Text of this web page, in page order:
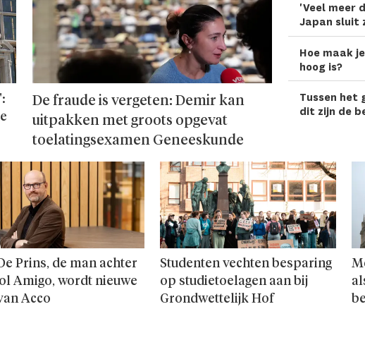
De fraude is vergeten: Demir kan
uitpakken met groots opgevat
toelatingsexamen Geneeskunde
'Veel meer
Japan sluit
Hoe maak
hoog is?
Tussen het
dit zijn de
Prins, de man achter
Amigo, wordt nieuwe
Acco
Studenten vechten besparing
op studie­toelagen aan bij
Grondwettelijk Hof